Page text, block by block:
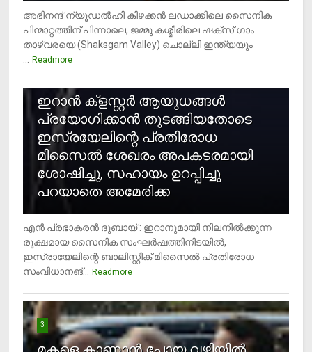
അഭിനന്ദ് ന്യൂഡൽഹി കിഴക്കൻ ലഡാക്കിലെ സൈനിക
പിന്മാറ്റത്തിന് പിന്നാലെ, ജമ്മു കശ്മീരിലെ ഷക്സ് ​ഗാം
താഴ്‌വരയെ (Shaksgam Valley) ചൊല്ലി ഇന്ത്യയും
... Readmore
ഇറാന്‍ ക്‌ളസ്റ്റര്‍ ആയുധങ്ങള്‍
പ്രയോഗിക്കാന്‍ തുടങ്ങിയതോടെ
ഇസ്രയേലിന്റെ പ്രതിരോധ
മിസൈല്‍ ശേഖരം അപകടരമായി
ശോഷിച്ചു, സഹായം ഉറപ്പിച്ചു
പറയാതെ അമേരിക്ക
എന്‍ പ്രഭാകരന്‍ ദുബായ് : ഇറാനുമായി നിലനില്‍ക്കുന്ന
രൂക്ഷമായ സൈനിക സംഘര്‍ഷത്തിനിടയില്‍,
ഇസ്രായേലിന്റെ ബാലിസ്റ്റിക് മിസൈല്‍ പ്രതിരോധ
സംവിധാനങ്... Readmore
3